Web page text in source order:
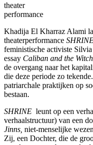
theater
performance
Khadija El Kharraz Alami
theaterperformance
feministische activiste
essay Caliban and the Witch
de overgang naar het
die deze periode zo
patriarchale praktijken op
bestaan.
SHRINE leunt op een
verhaalstructuur) van een
Jinns, niet-menselijke
Zij, een Dochter, die de